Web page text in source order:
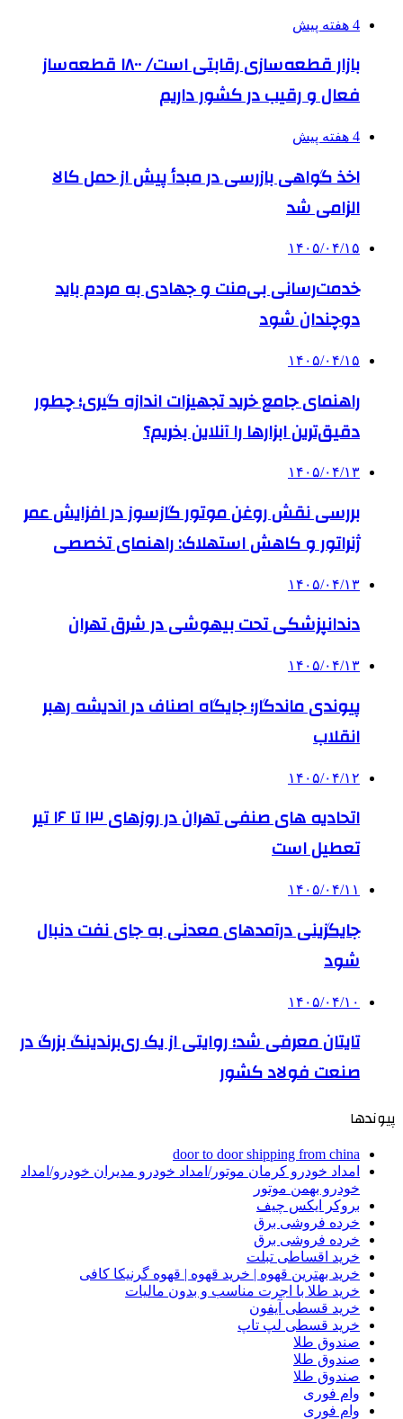
4 هفته پیش
بازار قطعه‌سازی رقابتی است/ ۱۸۰۰ قطعه‌ساز
فعال و رقیب در کشور داریم
4 هفته پیش
اخذ گواهی بازرسی در مبدأ پیش از حمل کالا
الزامی شد
۱۴۰۵/۰۴/۱۵
خدمت‌رسانی بی‌منت و جهادی به مردم باید
دوچندان شود
۱۴۰۵/۰۴/۱۵
راهنمای جامع خرید تجهیزات اندازه گیری؛ چطور
دقیق‌ترین ابزارها را آنلاین بخریم؟
۱۴۰۵/۰۴/۱۳
بررسی نقش روغن موتور گازسوز در افزایش عمر
ژنراتور و کاهش استهلاک: راهنمای تخصصی
۱۴۰۵/۰۴/۱۳
دندانپزشکی تحت بیهوشی در شرق تهران
۱۴۰۵/۰۴/۱۳
پیوندی ماندگار؛ جایگاه اصناف در اندیشه رهبر
انقلاب
۱۴۰۵/۰۴/۱۲
اتحادیه های صنفی تهران در روزهای ۱۳ تا ۱۶ تیر
تعطیل است
۱۴۰۵/۰۴/۱۱
جایگزینی درآمدهای معدنی به جای نفت دنبال
شود
۱۴۰۵/۰۴/۱۰
تایتان معرفی شد؛ روایتی از یک ری‌برندینگ بزرگ در
صنعت فولاد کشور
پیوندها
door to door shipping from china
امداد خودرو کرمان موتور/امداد خودرو مدیران خودرو/امداد
خودرو بهمن موتور
بروکر ایکس چیف
خرده فروشی برق
خرده فروشی برق
خرید اقساطی تبلت
خرید بهترین قهوه | خرید قهوه | قهوه گرنیکا کافی
خرید طلا با اجرت مناسب و بدون مالیات
خرید قسطی آیفون
خرید قسطی لپ تاپ
صندوق طلا
صندوق طلا
صندوق طلا
وام فوری
وام فوری